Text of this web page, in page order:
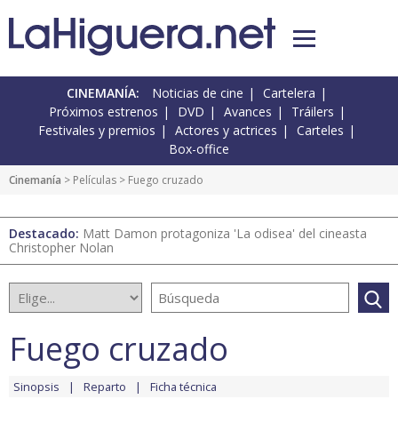
CINEMANÍA: Noticias de cine
Cartelera
Próximos estrenos
DVD Avances
Tráilers
Festivales y premios
Actores y actrices
Carteles
Box-office
Cinemanía > Películas > Fuego cruzado
Destacado: Matt Damon protagoniza 'La odisea' del cineasta
Christopher Nolan
Fuego cruzado
Sinopsis Reparto Ficha técnica